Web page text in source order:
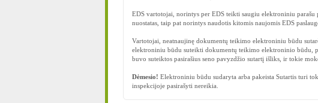
EDS vartotojai, norintys per EDS teikti saugiu elektroniniu
nuostatas, taip pat norintys naudotis kitomis naujomis EDS
Vartotojai, neatnaujinę dokumentų teikimo elektroniniu būdu
elektroniniu būdu suteikti dokumentų teikimo elektroninio būdu,
buvo suteiktos pasirašius seno pavyzdžio sutartį išliks, ir tokie
Dėmesio! Elektroniniu būdu sudaryta arba pakeista Sutartis turi
inspekcijoje pasirašyti nereikia.